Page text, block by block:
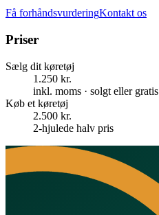
Få forhåndsvurderingKontakt os
Priser
Sælg dit køretøj
1.250 kr.
inkl. moms · solgt eller gratis
Køb et køretøj
2.500 kr.
2-hjulede halv pris